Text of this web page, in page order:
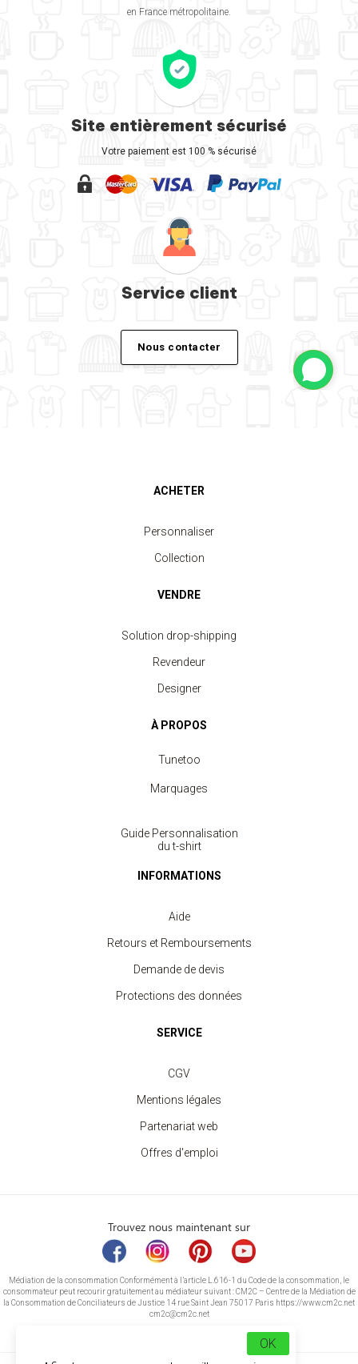
en France métropolitaine.
Site entièrement sécurisé
Votre paiement est 100 % sécurisé
Service client
Nous contacter
ACHETER
Personnaliser
Collection
VENDRE
Solution drop-shipping
Revendeur
Designer
À PROPOS
Tunetoo
Marquages
Guide Personnalisation
du t-shirt
INFORMATIONS
Aide
Retours et Remboursements
Demande de devis
Protections des données
SERVICE
CGV
Mentions légales
Partenariat web
Offres d'emploi
Trouvez nous maintenant sur
Médiation de la consommation Conformément à l’article L.616-1 du Code de la consommation, le
consommateur peut recourir gratuitement au médiateur suivant : CM2C – Centre de la Médiation de
la Consommation de Conciliateurs de Justice 14 rue Saint Jean 75017 Paris https://www.cm2c.net
cm2c@cm2c.net
OK